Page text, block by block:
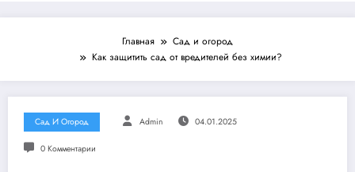
Главная
Сад и огород
Как защитить сад от вредителей без химии?
Сад И Огород Admin 04.01.2025
0 Комментарии